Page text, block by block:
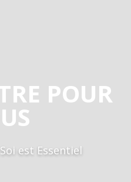
POUR
est Essentiel